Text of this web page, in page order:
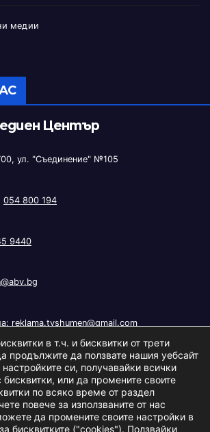
медии
Център
ул. "Съединение" №105
054 800 194
9440
reklama.tvshumen@gmail.com
Шумен.|Изработка: S.I.T Solutions
Ltd.
в т.ч. и бисквитки от трети
продължите да ползвате нашия уебсайт
си, получавайки всички
бисквитки, или да промените своите
по всяко време от раздел
повече за използваните от нас
да промените своите настройки в
бисквитките ("cookies"). Ползвайки